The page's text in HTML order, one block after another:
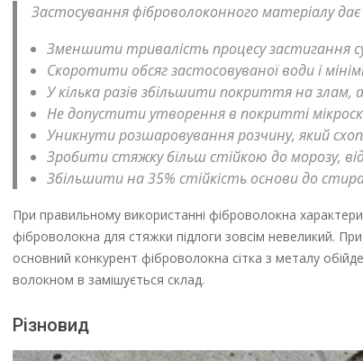
Застосування фіброволоконного матеріалу
Зменшити тривалість процесу застигання
Скоротити обсяг застосовуваної води і
У кілька разів збільшити покриття на
Не допустити утворення в покритті
Уникнути розшаровування розчину, який
Зробити стяжку більш стійкою до морозу,
Збільшити на 35% стійкість основи до
При правильному використанні фіброволокна
фіброволокна для стяжки підлоги зовсім невеликий.
основний конкурент фіброволокна сітка з металу
волокном в замішується склад.
Різновид